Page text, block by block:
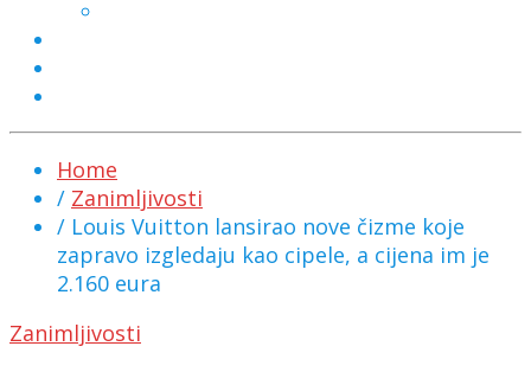
Home
/ Zanimljivosti
/ Louis Vuitton lansirao nove čizme koje
zapravo izgledaju kao cipele, a cijena im je
2.160 eura
Zanimljivosti